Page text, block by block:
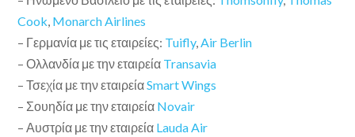
Cook, Monarch Airlines
– Γερμανία με τις εταιρείες: Tuifly,Air Berlin
– Ολλανδία με την εταιρεία Transavia
– Τσεχία με την εταιρείαSmart Wings
– Σουηδία με την εταιρεία Novair
– Αυστρία με την εταιρεία Lauda Air